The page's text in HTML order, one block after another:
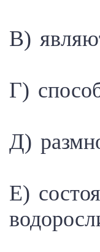
В)
Г)
Д)
Е)